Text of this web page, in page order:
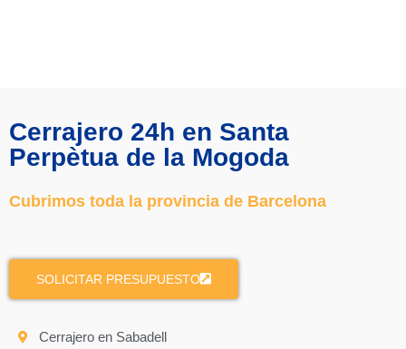
Cerrajero 24h en Santa
Perpètua de la Mogoda
Cubrimos toda la provincia de Barcelona
SOLICITAR PRESUPUESTO
Cerrajero en Sabadell